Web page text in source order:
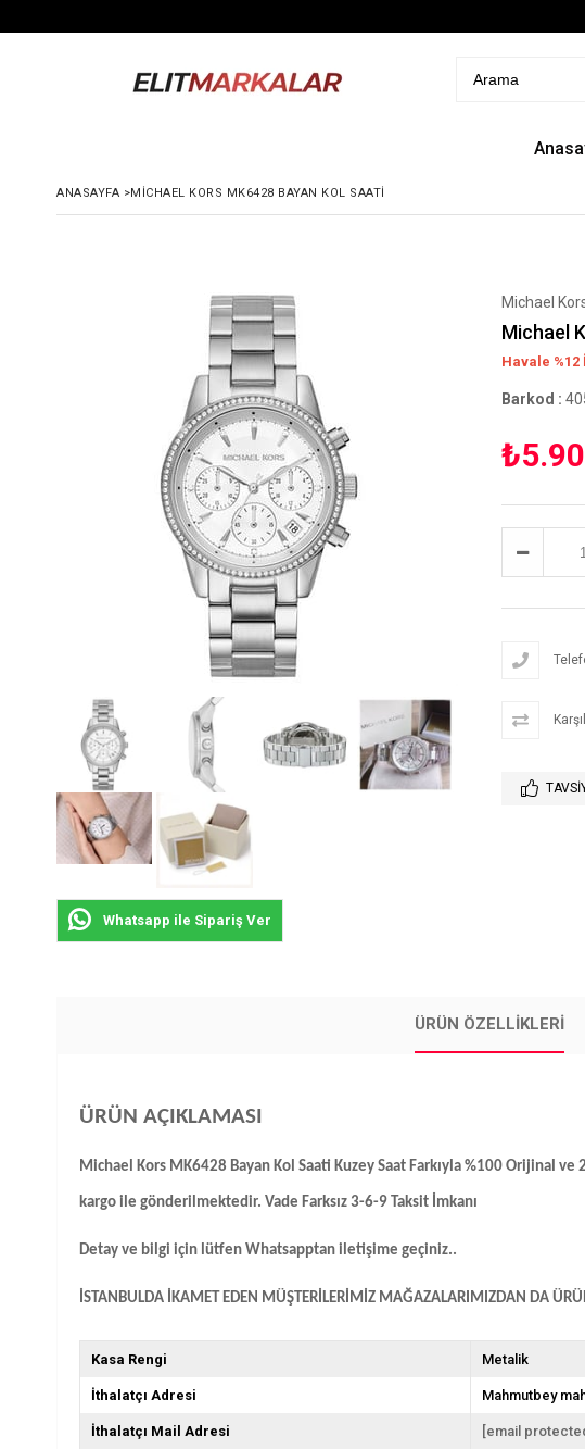
ANASAYFA >MICHAEL KORS MK6428 BAYAN KOL SAATI
Whatsapp ile Sipariş Ver
Michael
Michael
Havale
Barkod :
ÜRÜN ÖZELLIKLERI
ÜRÜN AÇIKLAMASI
Michael Kors MK6428 Bayan Kol Saati Kuzey Saat Farkıyla %100 Orijinal
kargo ile gönderilmektedir. Vade Farksız 3-6-9 Taksit İmkanı
Detay ve bilgi için lütfen Whatsapptan iletişime geçiniz..
İSTANBULDA İKAMET EDEN MÜŞTERİLERİMİZ MAĞAZALARIMIZDAN DA
Kasa Rengi Metalik
İthalatçı Adresi Mahmutbey
İthalatçı Mail Adresi [email